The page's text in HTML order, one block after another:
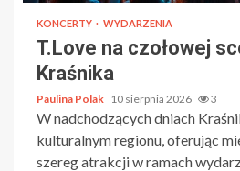
KONCERTY WYDARZENIA
T.Love na czołowej
Kraśnika
Paulina Polak 10 sierpnia 2026 3
W nadchodzących dniach
kulturalnym regionu, oferując
szereg atrakcji w ramach